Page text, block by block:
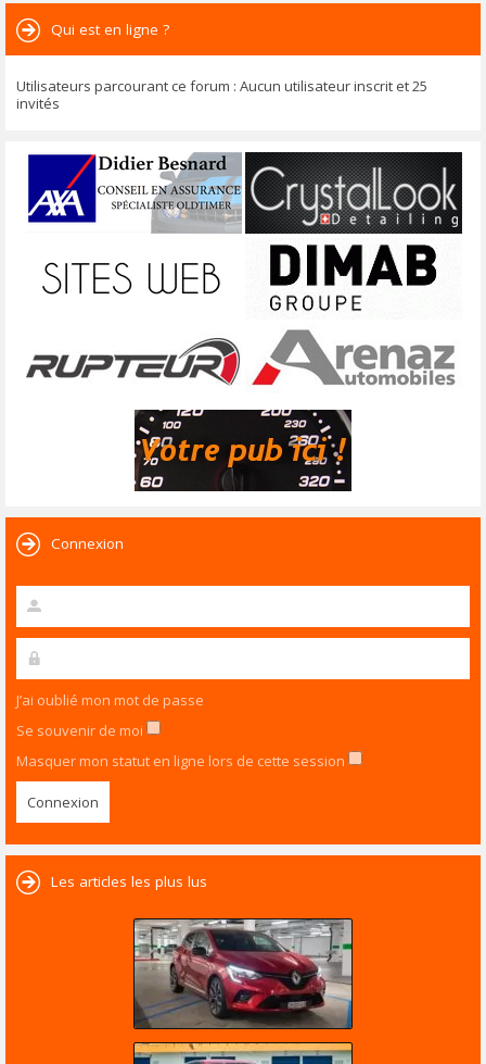
Qui est en ligne ?
Utilisateurs parcourant ce forum : Aucun utilisateur inscrit et 25
invités
Connexion
J’ai oublié mon mot de passe
Se souvenir de moi
Masquer mon statut en ligne lors de cette session
Les articles les plus lus